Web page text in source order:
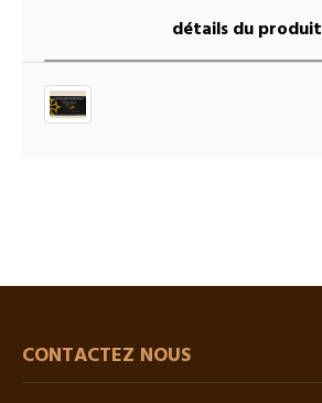
détails du produit
CONTACTEZ NOUS